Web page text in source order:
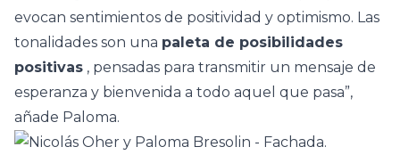
evocan sentimientos de positividad y optimismo. Las
tonalidades son una paleta de posibilidades
positivas , pensadas para transmitir un mensaje de
esperanza y bienvenida a todo aquel que pasa”,
añade Paloma.